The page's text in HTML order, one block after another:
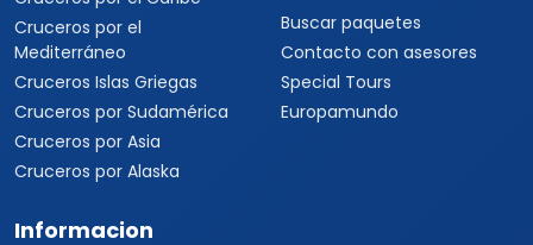
Viajes a Tailandia
Viajes a India
Cruceros
Todos los Cruceros
Cruceros por el Caribe
Mediterráneo
Marcas y buscador